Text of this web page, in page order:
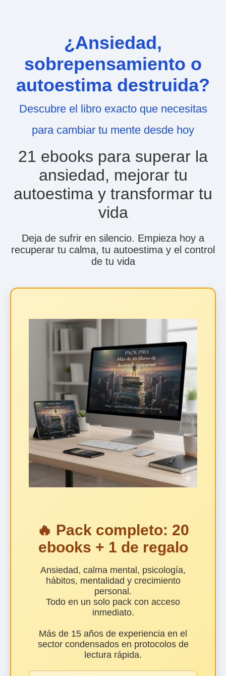
¿Ansiedad,
sobrepensamiento o
autoestima destruida?
Descubre el libro exacto que necesitas
para cambiar tu mente desde hoy
21 ebooks para superar la
ansiedad, mejorar tu
autoestima y transformar tu
vida
Deja de sufrir en silencio. Empieza hoy a
recuperar tu calma, tu autoestima y el control
de tu vida
🔥 Pack completo: 20
ebooks + 1 de regalo
Ansiedad, calma mental, psicología,
hábitos, mentalidad y crecimiento
personal.
Todo en un solo pack con acceso
inmediato.
Más de 15 años de experiencia en el
sector condensados en protocolos de
lectura rápida.